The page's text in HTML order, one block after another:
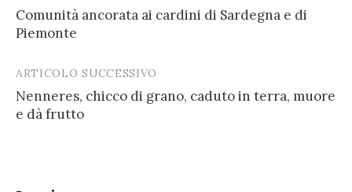
navigation
Comunità ancorata ai cardini di Sardegna e di
Piemonte
ARTICOLO SUCCESSIVO
Nenneres, chicco di grano, caduto in terra, muore
e dà frutto